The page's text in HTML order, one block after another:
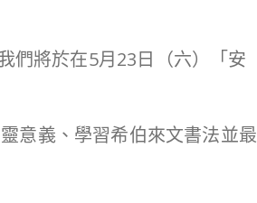
們將於在5月23日（六）「安
意義、學習希伯來文書法並最